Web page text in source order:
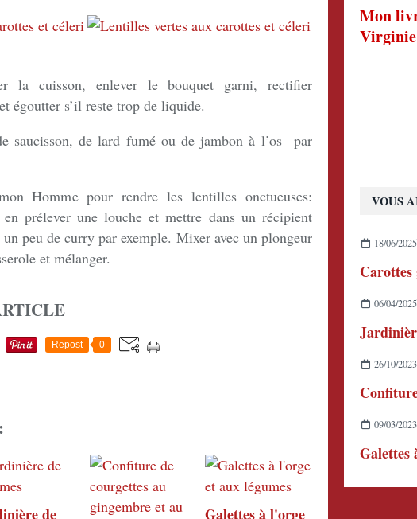
la cuisson, enlever le bouquet garni, rectifier
égoutter s’il reste trop de liquide.
saucisson, de lard fumé ou de jambon à l’os par
Homme pour rendre les lentilles onctueuses:
prélever une louche et mettre dans un récipient
peu de curry par exemple. Mixer avec un plongeur
et mélanger.
Repost 0
de
Galettes à l'orge
VOUS
18/06/2025
Carottes
06/04/2025
26/10/2023
09/03/2023
Galettes
Mon